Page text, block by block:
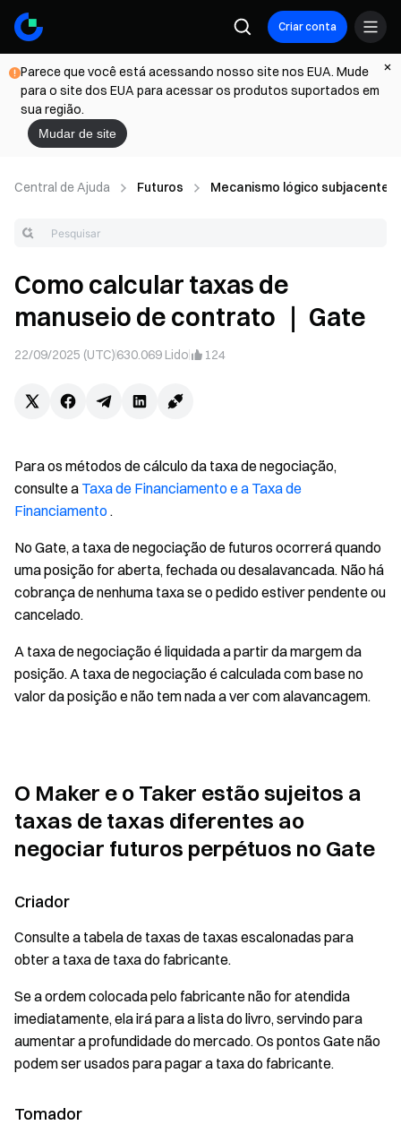
Criar conta
Parece que você está acessando nosso site nos EUA. Mude
para o site dos EUA para acessar os produtos suportados em
sua região.
Mudar de site
Central de Ajuda Futuros Mecanismo lógico subjacente
Como calcular taxas de
manuseio de contrato ｜ Gate
22/09/2025 (UTC)630.069 Lido 124
Para os métodos de cálculo da taxa de negociação,
consulte a Taxa de Financiamento e a Taxa de
Financiamento .
No Gate, a taxa de negociação de futuros ocorrerá quando
uma posição for aberta, fechada ou desalavancada. Não há
cobrança de nenhuma taxa se o pedido estiver pendente ou
cancelado.
A taxa de negociação é liquidada a partir da margem da
posição. A taxa de negociação é calculada com base no
valor da posição e não tem nada a ver com alavancagem.
O Maker e o Taker estão sujeitos a
taxas de taxas diferentes ao
negociar futuros perpétuos no Gate
Criador
Consulte a tabela de taxas de taxas escalonadas para
obter a taxa de taxa do fabricante.
Se a ordem colocada pelo fabricante não for atendida
imediatamente, ela irá para a lista do livro, servindo para
aumentar a profundidade do mercado. Os pontos Gate não
podem ser usados ​​para pagar a taxa do fabricante.
Tomador